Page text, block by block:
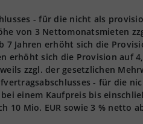
- für die nicht als
von 3 Nettomonatsmieten
7 Jahren erhöht sich die
erhöht sich die Provision auf
zzgl. der gesetzlichen
- für die
einem Kaufpreis bis
10 Mio. EUR sowie 3 % netto